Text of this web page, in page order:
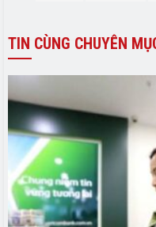
TIN CÙNG CHUYÊN